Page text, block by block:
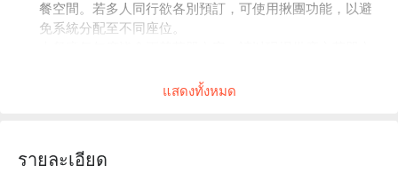
餐空間。若多人同行欲各別預訂，可使用揪團功能，以避
免系統分配至不同座位。
แสดงทั้งหมด
รายละเอียด